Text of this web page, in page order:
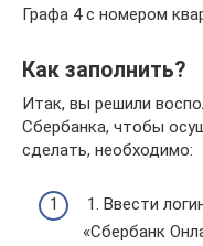
Графа 4 с номером
Как заполнить?
Итак, вы решили
Сбербанка, чтобы
сделать, необходимо:
1. Ввести
«Сбербанк